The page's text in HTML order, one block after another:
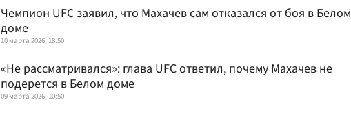
Чемпион UFC заявил, что Махачев сам отказался от боя в Белом
доме
10 марта 2026, 18:50
«Не рассматривался»: глава UFC ответил, почему Махачев не
подерется в Белом доме
09 марта 2026, 10:50